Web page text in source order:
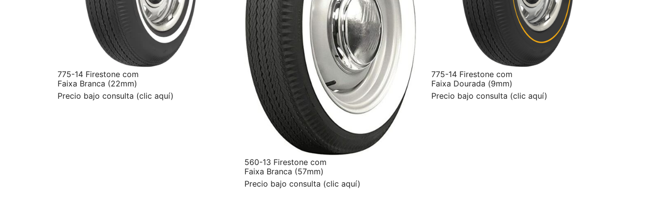
775-14 Firestone com
Faixa Branca (22mm)
Precio bajo consulta (clic aquí)
560-13 Firestone com
Faixa Branca (57mm)
Precio bajo consulta (clic aquí)
775-14 Firestone com
Faixa Dourada (9mm)
Precio bajo consulta (clic aquí)